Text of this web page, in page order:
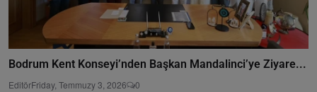
Bodrum Kent Konseyi’nden Başkan Mandalinci’ye Ziyare...
EditörFriday, Temmuzy 3, 2026 0